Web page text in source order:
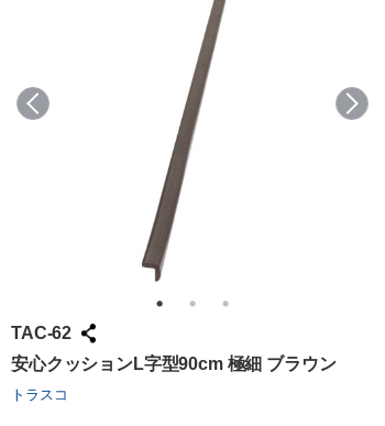
TAC-62
安心クッションL字型90cm 極細 ブラウン
トラスコ